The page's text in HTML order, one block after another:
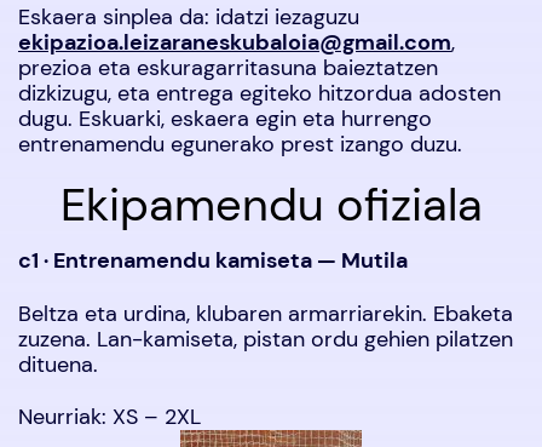
Eskaera sinplea da: idatzi iezaguzu
ekipazioa.leizaraneskubaloia@gmail.com,
prezioa eta eskuragarritasuna baieztatzen
dizkizugu, eta entrega egiteko hitzordua adosten
dugu. Eskuarki, eskaera egin eta hurrengo
entrenamendu egunerako prest izango duzu.
Ekipamendu ofiziala
c1 · Entrenamendu kamiseta — Mutila
Beltza eta urdina, klubaren armarriarekin. Ebaketa
zuzena. Lan-kamiseta, pistan ordu gehien pilatzen
dituena.
Neurriak: XS – 2XL